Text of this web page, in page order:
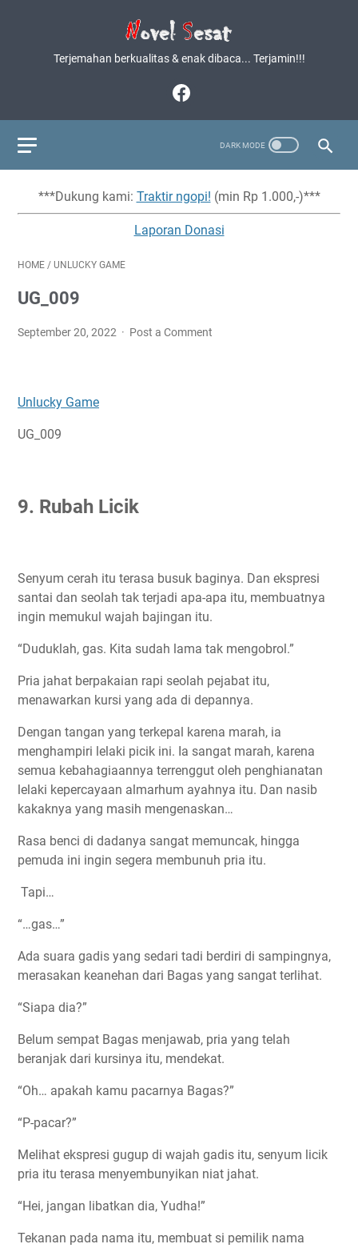
Terjemahan berkualitas & enak dibaca... Terjamin!!!
***Dukung kami: Traktir ngopi! (min Rp 1.000,-)***
Laporan Donasi
HOME / UNLUCKY GAME
UG_009
September 20, 2022 Post a Comment
Unlucky Game
UG_009
9. Rubah Licik
Senyum cerah itu terasa busuk baginya. Dan ekspresi
santai dan seolah tak terjadi apa-apa itu, membuatnya
ingin memukul wajah bajingan itu.
“Duduklah, gas. Kita sudah lama tak mengobrol.”
Pria jahat berpakaian rapi seolah pejabat itu,
menawarkan kursi yang ada di depannya.
Dengan tangan yang terkepal karena marah, ia
menghampiri lelaki picik ini. Ia sangat marah, karena
semua kebahagiaannya terrenggut oleh penghianatan
lelaki kepercayaan almarhum ayahnya itu. Dan nasib
kakaknya yang masih mengenaskan…
Rasa benci di dadanya sangat memuncak, hingga
pemuda ini ingin segera membunuh pria itu.
Tapi…
“…gas…”
Ada suara gadis yang sedari tadi berdiri di sampingnya,
merasakan keanehan dari Bagas yang sangat terlihat.
“Siapa dia?”
Belum sempat Bagas menjawab, pria yang telah
beranjak dari kursinya itu, mendekat.
“Oh… apakah kamu pacarnya Bagas?”
“P-pacar?”
Melihat ekspresi gugup di wajah gadis itu, senyum licik
pria itu terasa menyembunyikan niat jahat.
“Hei, jangan libatkan dia, Yudha!”
Tekanan pada nama itu, membuat si pemilik nama